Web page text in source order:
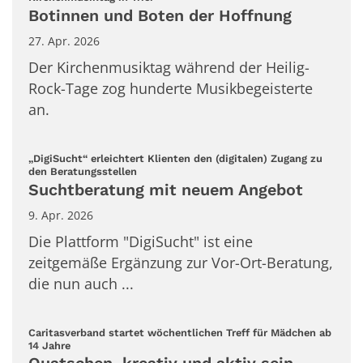
Botinnen und Boten der Hoffnung
27. Apr. 2026
Der Kirchenmusiktag während der Heilig-
Rock-Tage zog hunderte Musikbegeisterte
an.
„DigiSucht“ erleichtert Klienten den (digitalen) Zugang zu
den Beratungsstellen
Suchtberatung mit neuem Angebot
9. Apr. 2026
Die Plattform "DigiSucht" ist eine
zeitgemäße Ergänzung zur Vor-Ort-Beratung,
die nun auch ...
Caritasverband startet wöchentlichen Treff für Mädchen ab
14 Jahre: